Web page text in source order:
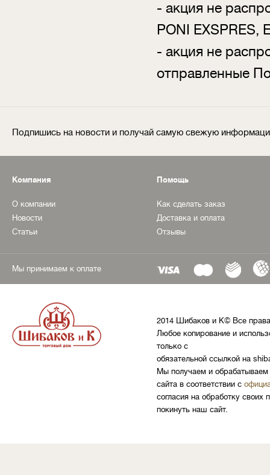
- акция не
PONI
- акция не
отправленные
Подпишись на новости и получай самую свежую
Компания
О компании
Новости
Статьи
Помощь
Как сделать заказ
Доставка и оплата
Отзывы
Мы принимаем к оплате
2014 Шибаков и К© Все
Любое копирование и
только с
обязательной ссылкой на
Мы получаем и обрабатываем
сайта в соответствии с
согласия на обработку
покинуть наш сайт.